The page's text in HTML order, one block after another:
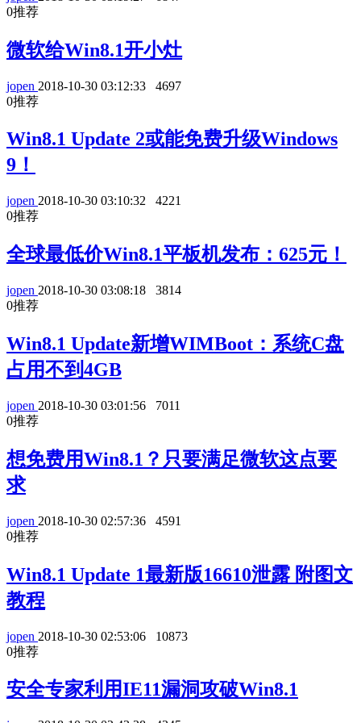
0推荐
微软给Win8.1开小灶
jopen 2018-10-30 03:12:33
4697
0推荐
Win8.1 Update 2或能免费升级Windows
9！
jopen 2018-10-30 03:10:32
4221
0推荐
全球最低价Win8.1平板机发布：625元！
jopen 2018-10-30 03:08:18
3814
0推荐
Win8.1 Update新增WIMBoot：系统C盘
占用不到4GB
jopen 2018-10-30 03:01:56
7011
0推荐
想免费用Win8.1？只要满足微软这点要
求
jopen 2018-10-30 02:57:36
4591
0推荐
Win8.1 Update 1最新版16610泄露 附图文
教程
jopen 2018-10-30 02:53:06
10873
0推荐
安全专家利用IE11漏洞攻破Win8.1